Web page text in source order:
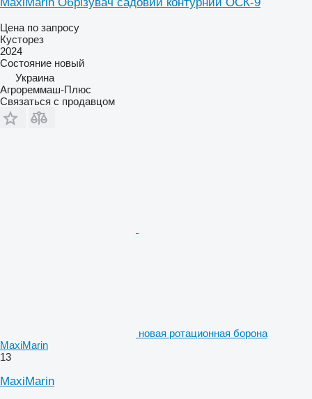
Цена по запросу
Кусторез
2024
Состояние новый
Украина
Агрореммаш-Плюс
Связаться с продавцом
новая ротационная борона
MaxiMarin
13
MaxiMarin